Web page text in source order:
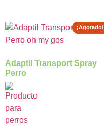
Adaptil Transport Spray
Perro
¡Agotado!